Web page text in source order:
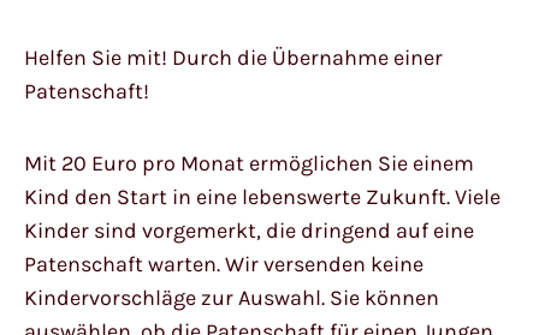
Helfen Sie mit! Durch die Übernahme einer
Patenschaft!
Mit 20 Euro pro Monat ermöglichen Sie einem
Kind den Start in eine lebenswerte Zukunft. Viele
Kinder sind vorgemerkt, die dringend auf eine
Patenschaft warten. Wir versenden keine
Kindervorschläge zur Auswahl. Sie können